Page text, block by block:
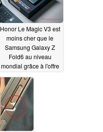
Honor Le Magic V3 est
moins cher que le
Samsung Galaxy Z
Fold6 au niveau
mondial grâce à l'offre
de précommande
Bang & Olufsen et à
d'autres remises de
lancement